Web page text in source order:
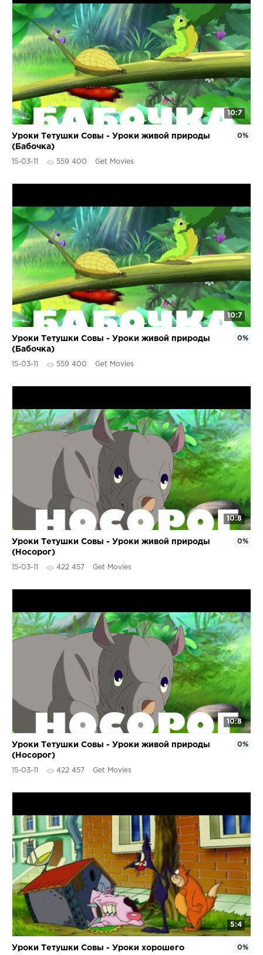
10:7
Уроки Тетушки Совы - Уроки живой природы
(Бабочка)
15-03-11 559 400 Get Movies
0%
10:7
Уроки Тетушки Совы - Уроки живой природы
(Бабочка)
15-03-11 559 400 Get Movies
0%
10:8
Уроки Тетушки Совы - Уроки живой природы
(Носорог)
15-03-11 422 457 Get Movies
0%
10:8
Уроки Тетушки Совы - Уроки живой природы
(Носорог)
15-03-11 422 457 Get Movies
0%
5:4
Уроки Тетушки Совы - Уроки хорошего
0%